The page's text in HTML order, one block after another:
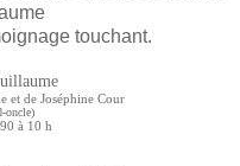
touchant.
et de Joséphine Cour
oncle)
à 10 h